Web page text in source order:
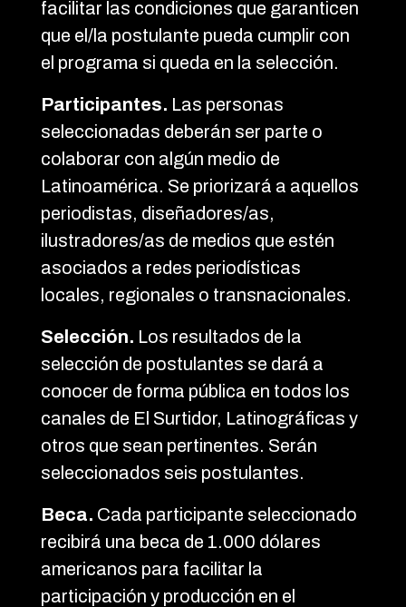
facilitar las condiciones que garanticen
que el/la postulante pueda cumplir con
el programa si queda en la selección.
Participantes. Las personas
seleccionadas deberán ser parte o
colaborar con algún medio de
Latinoamérica. Se priorizará a aquellos
periodistas, diseñadores/as,
ilustradores/as de medios que estén
asociados a redes periodísticas
locales, regionales o transnacionales.
Selección. Los resultados de la
selección de postulantes se dará a
conocer de forma pública en todos los
canales de El Surtidor, Latinográficas y
otros que sean pertinentes. Serán
seleccionados seis postulantes.
Beca. Cada participante seleccionado
recibirá una beca de 1.000 dólares
americanos para facilitar la
participación y producción en el